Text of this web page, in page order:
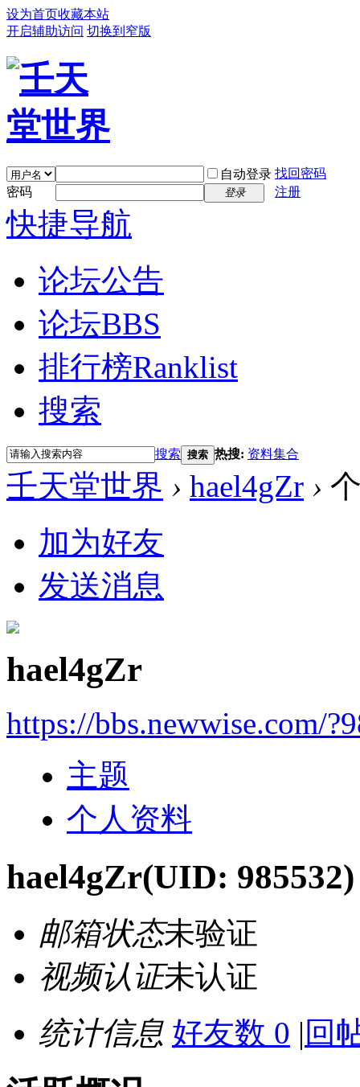
设为首页收藏本站
开启辅助访问 切换到窄版
自动登录 找回密码
密码
登录 注册
快捷导航
论坛公告
论坛BBS
排行榜Ranklist
搜索
搜索 搜索 热搜: 资料集合
壬天堂世界 › hael4gZr ›
加为好友
发送消息
hael4gZr
https://bbs.newwise.com/
主题
个人资料
hael4gZr(UID: 985532)
邮箱状态未验证
视频认证未认证
统计信息 好友数 0 | 回